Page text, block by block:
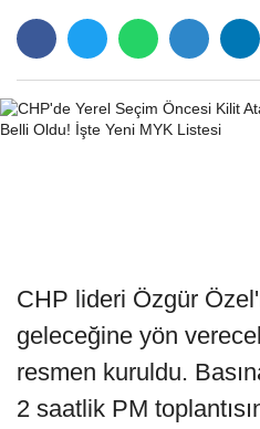
CHP lideri Özgür
geleceğine yön
resmen kuruldu.
2 saatlik PM